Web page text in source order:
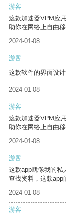
游客
这款加速器VPM应
助你在网络上自由移
2024-01-08
游客
这款软件的界面设
2024-01-08
游客
这款加速器VPM应
助你在网络上自由移
2024-01-08
游客
这款app就像我的私
查找资料，这款app
2024-01-08
游客